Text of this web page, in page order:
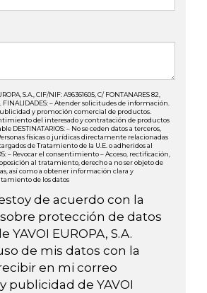
S.A., CIF/NIF: A96361605, C/ FONTANARES 82,
FINALIDADES: – Atender solicitudes de información.
y promoción comercial de productos.
del interesado y contratación de productos
DESTINATARIOS: – No se ceden datos a terceros,
físicas o jurídicas directamente relacionadas
de Tratamiento de la U.E. o adheridos al
– Revocar el consentimiento – Acceso, rectificación,
al tratamiento, derecho a no ser objeto de
así como a obtener información clara y
de los datos
de acuerdo con la
protección de datos
YAVOI EUROPA, S.A.
de mis datos con la
en mi correo
publicidad de YAVOI